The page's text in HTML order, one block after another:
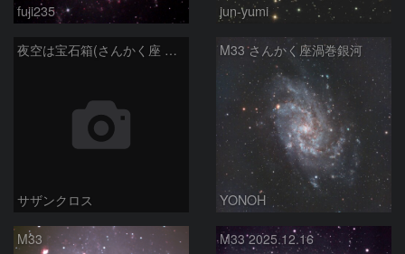
fuji235 jun-yumi
夜空は宝石箱(さんかく座 M33) Seestar50
サザンクロス
M33 さんかく座渦巻銀河
YONOH
M33 M33 2025.12.16